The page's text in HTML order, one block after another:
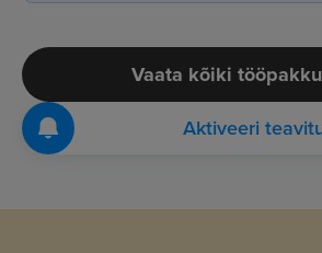
Vaata kõiki
Aktiveeri